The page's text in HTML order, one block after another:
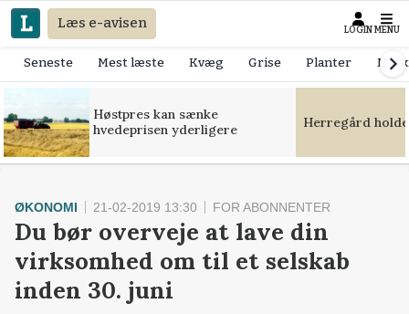
Læs e-avisen LOGIN MENU
Seneste Mest læste Kvæg Grise Planter
Høstpres kan sænke
hvedeprisen yderligere
Herregård
ØKONOMI 21-02-2019 13:30 FOR ABONNENTER
Du bør overveje at lave din
virksomhed om til et selskab
inden 30. juni